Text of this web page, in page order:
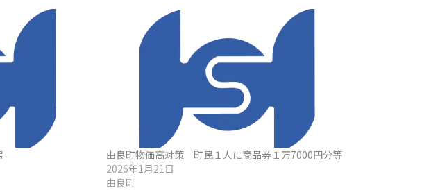
由良町物価高対策 町民１人に商品券１万7000円分等
2026年1月21日
由良町